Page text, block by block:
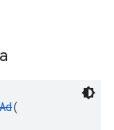
(